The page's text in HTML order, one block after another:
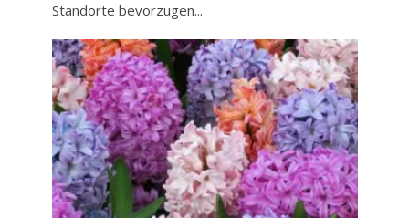
Standorte bevorzugen...